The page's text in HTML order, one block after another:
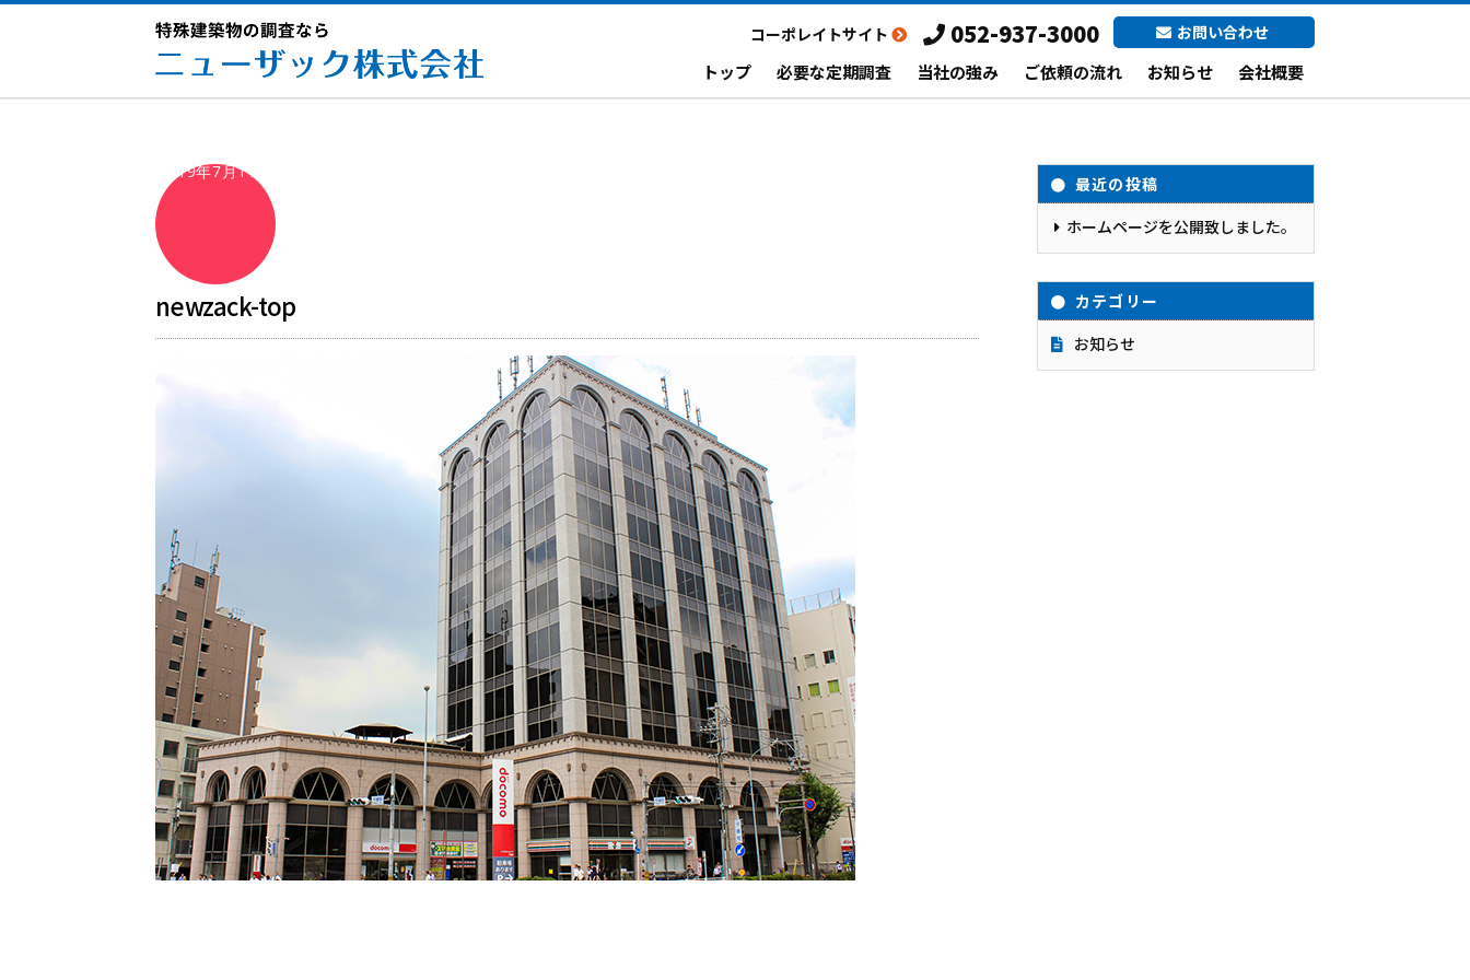
コーポレイトサイト 052-937-3000 お問い合わせ
トップ 必要な定期調査 当社の強み ご依頼の流れ お知らせ 会社概要
2019年7月11日
newzack-top
最近の投稿
ホームページを公開致しました。
カテゴリー
お知らせ